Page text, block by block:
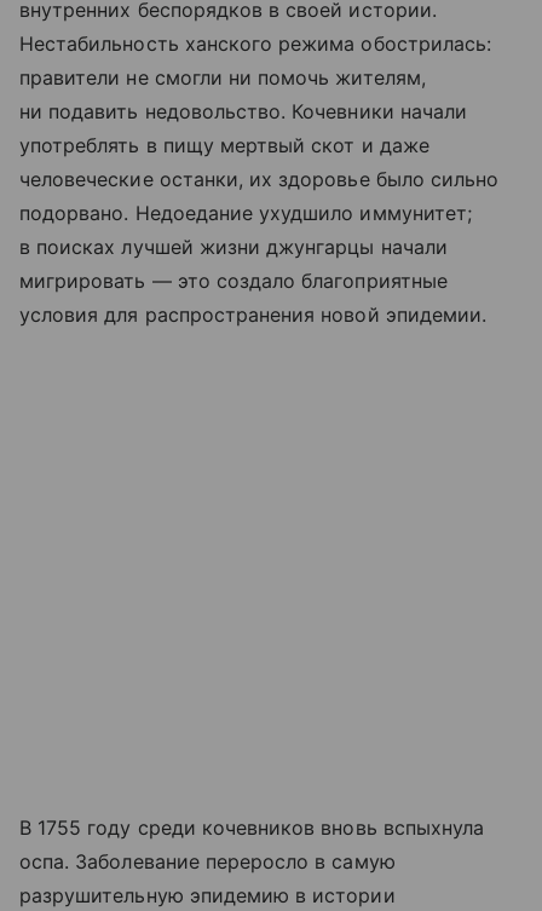
внутренних беспорядков в своей истории.
Нестабильность ханского режима обострилась:
правители не смогли ни помочь жителям,
ни подавить недовольство. Кочевники начали
употреблять в пищу мертвый скот и даже
человеческие останки, их здоровье было сильно
подорвано. Недоедание ухудшило иммунитет;
в поисках лучшей жизни джунгарцы начали
мигрировать — это создало благоприятные
условия для распространения новой эпидемии.
В 1755 году среди кочевников вновь вспыхнула
оспа. Заболевание переросло в самую
разрушительную эпидемию в истории